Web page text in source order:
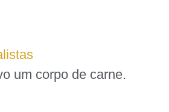
um corpo de carne.